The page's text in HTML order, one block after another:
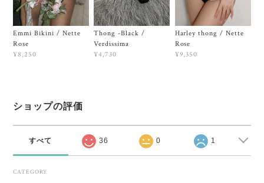
Emmi Bikini / Nette
Rose
¥8,250
Thong -Black /
Verdissima
¥4,730
Harley thong / Nette
Rose
¥9,350
ショップの評価
すべて 36 0 1
CATEGORY